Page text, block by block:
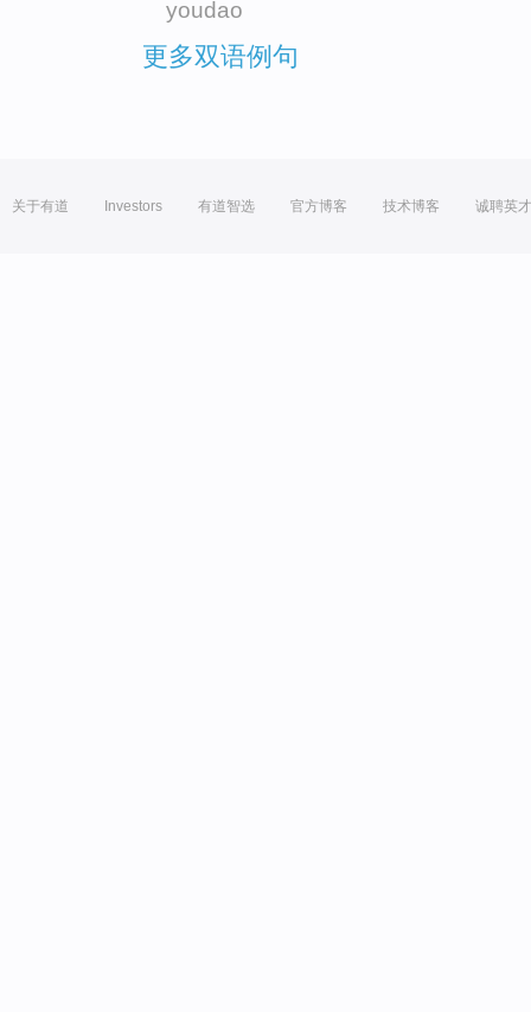
youdao
更多双语例句
关于有道 Investors 有道智选 官方博客 技术博客 诚聘英才